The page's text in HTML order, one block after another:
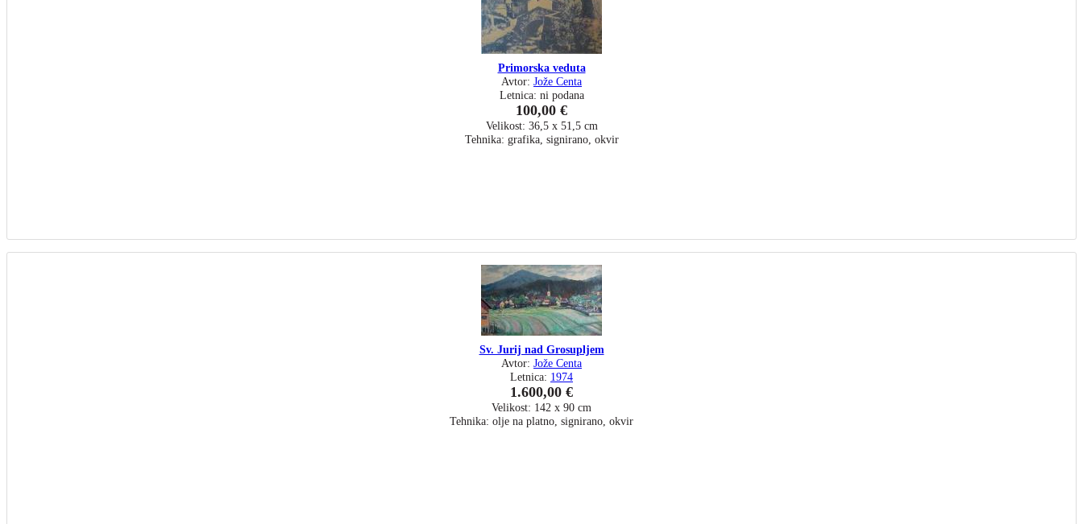
Primorska veduta
Avtor: Jože Centa
Letnica: ni podana
100,00 €
Velikost: 36,5 x 51,5 cm
Tehnika: grafika, signirano, okvir
Sv. Jurij nad Grosupljem
Avtor: Jože Centa
Letnica: 1974
1.600,00 €
Velikost: 142 x 90 cm
Tehnika: olje na platno, signirano, okvir